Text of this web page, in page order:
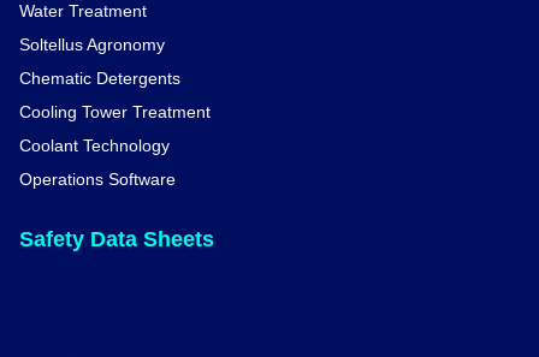
Water Treatment
Soltellus Agronomy
Chematic Detergents
Cooling Tower Treatment
Coolant Technology
Operations Software
Safety Data Sheets